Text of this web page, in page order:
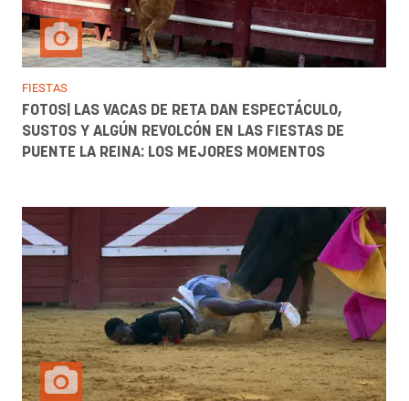
FIESTAS
FOTOS| LAS VACAS DE RETA DAN ESPECTÁCULO,
SUSTOS Y ALGÚN REVOLCÓN EN LAS FIESTAS DE
PUENTE LA REINA: LOS MEJORES MOMENTOS